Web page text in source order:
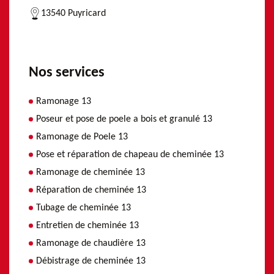
13540 Puyricard
Nos services
Ramonage 13
Poseur et pose de poele a bois et granulé 13
Ramonage de Poele 13
Pose et réparation de chapeau de cheminée 13
Ramonage de cheminée 13
Réparation de cheminée 13
Tubage de cheminée 13
Entretien de cheminée 13
Ramonage de chaudière 13
Débistrage de cheminée 13